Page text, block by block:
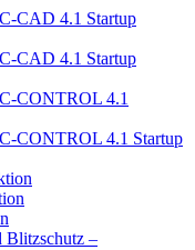
CAD 4.1 Startup
CAD 4.1 Startup
CONTROL 4.1
CONTROL 4.1 Startup
Blitzschutz –